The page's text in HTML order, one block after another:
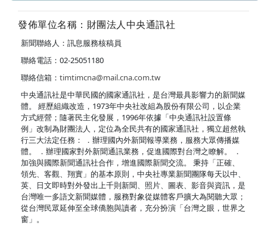
發佈單位名稱：財團法人中央通訊社
新聞聯絡人：訊息服務核稿員
聯絡電話：02-25051180
聯絡信箱： timtimcna@mail.cna.com.tw
中央通訊社是中華民國的國家通訊社，是台灣最具影響力的新聞媒
體。 經歷組織改造，1973年中央社改組為股份有限公司，以企業
方式經營；隨著民主化發展，1996年依據「中央通訊社設置條
例」改制為財團法人，定位為全民共有的國家通訊社，獨立超然執
行三大法定任務： ．辦理國內外新聞報導業務，服務大眾傳播媒
體。 ．辦理國家對外新聞通訊業務，促進國際對台灣之瞭解。 ．
加強與國際新聞通訊社合作，增進國際新聞交流。 秉持「正確、
領先、客觀、翔實」的基本原則，中央社專業新聞團隊每天以中、
英、日文即時對外發出上千則新聞、照片、圖表、影音與資訊，是
台灣唯一多語文新聞媒體，服務對象從媒體客戶擴大為閱聽大眾；
從台灣民眾延伸至全球僑胞與讀者，充分扮演「台灣之眼，世界之
窗」。